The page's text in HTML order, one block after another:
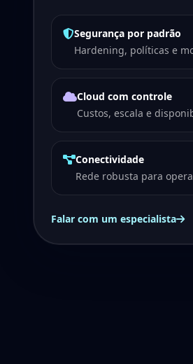
Segurança por padrão
Hardening, políticas e
Cloud com controle
Custos, escala e
Conectividade
Rede robusta para
Falar com um especialista